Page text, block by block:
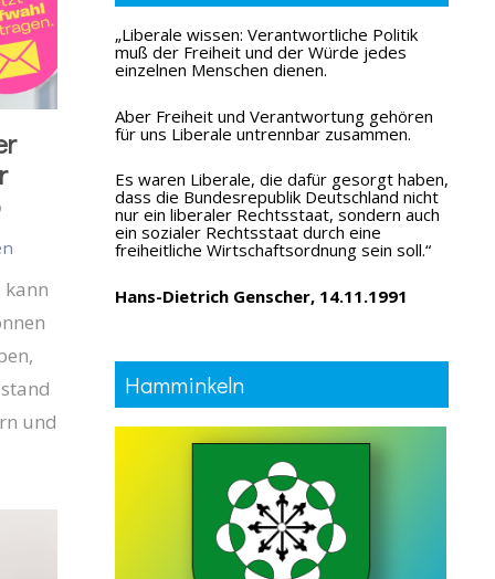
kann
und
„Liberale wissen: Verantwortliche Politik
muß der Freiheit und der Würde jedes
einzelnen Menschen dienen.
Aber Freiheit und Verantwortung gehören
für uns Liberale untrennbar zusammen.
Es waren Liberale, die dafür gesorgt haben,
dass die Bundesrepublik Deutschland nicht
nur ein liberaler Rechtsstaat, sondern auch
ein sozialer Rechtsstaat durch eine
freiheitliche Wirtschaftsordnung sein soll.“
Hans-Dietrich Genscher, 14.11.1991
Hamminkeln